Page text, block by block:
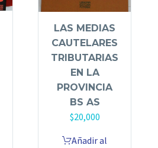
LAS MEDIAS
CAUTELARES
TRIBUTARIAS
EN LA
PROVINCIA
BS AS
$20,000
Añadir al